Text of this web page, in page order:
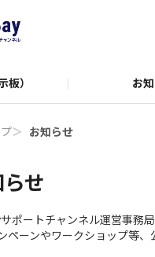
板） お
＞ お知らせ
せ
ポートチャンネル運営事務
ペーンやワークショップ等、